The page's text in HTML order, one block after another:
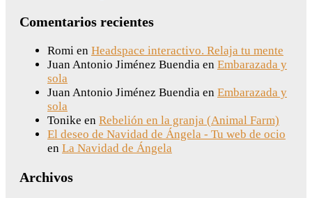
Comentarios recientes
Romi en Headspace interactivo. Relaja tu mente
Juan Antonio Jiménez Buendia en Embarazada y
sola
Juan Antonio Jiménez Buendia en Embarazada y
sola
Tonike en Rebelión en la granja (Animal Farm)
El deseo de Navidad de Ángela - Tu web de ocio
en La Navidad de Ángela
Archivos